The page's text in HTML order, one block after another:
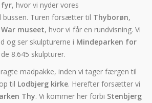
fyr, hvor vi nyder vores
bussen. Turen forsætter til Thyborøn,
War museet, hvor vi får en rundvisning. Vi
og ser skulpturerne i Mindeparken for
8.645 skulpturer.
madpakke, inden vi tager færgen til
til Lodbjerg kirke. Herefter forsætter vi
Thy. Vi kommer her forbi Stenbjerg